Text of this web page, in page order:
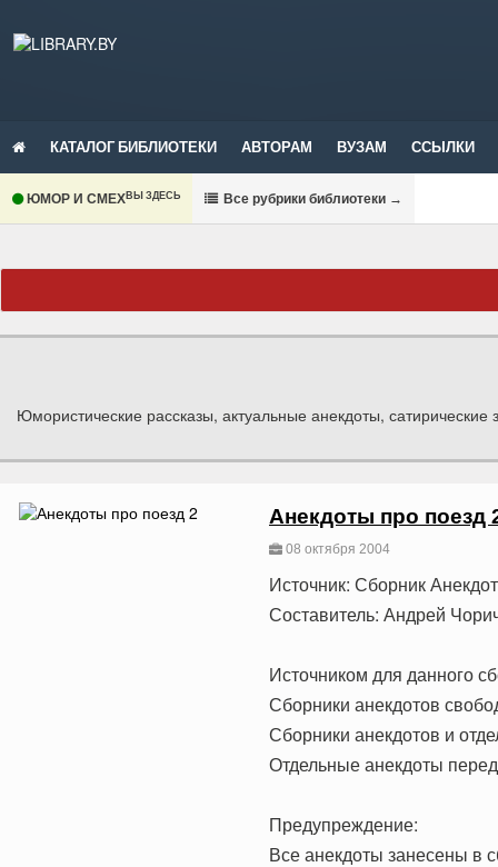
КАТАЛОГ БИБЛИОТЕКИ АВТОРАМ ВУЗАМ ССЫЛКИ
ЮМОР И СМЕХВЫ ЗДЕСЬ Все рубрики библиотеки →
Юмористические рассказы, актуальные анекдоты,
Анекдоты про поезд
08 октября 2004
Источник: Сборник
Составитель: Андрей
Источником для данного
Сборники анекдотов
Сборники анекдотов и
Отдельные анекдоты
Предупреждение:
Все анекдоты занесены в